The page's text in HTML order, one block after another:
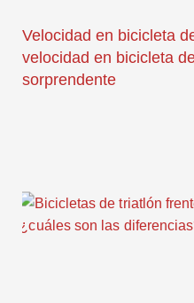
Velocidad en bicicleta
velocidad en bicicleta
sorprendente